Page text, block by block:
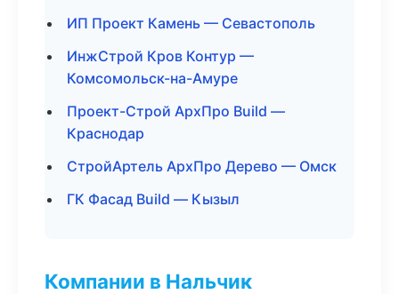
ИП Проект Камень — Севастополь
ИнжСтрой Кров Контур —
Комсомольск-на-Амуре
Проект-Строй АрхПро Build —
Краснодар
СтройАртель АрхПро Дерево — Омск
ГК Фасад Build — Кызыл
Компании в Нальчик